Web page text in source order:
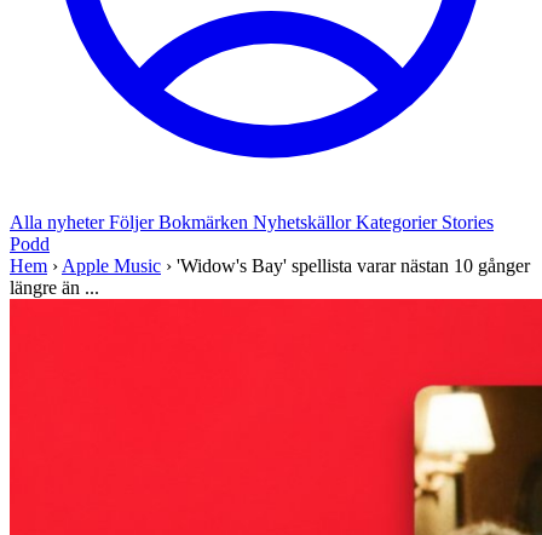
Alla nyheterFöljerBokmärken NyhetskällorKategorier Stories
Podd
Hem › Apple Music › 'Widow's Bay' spellista varar nästan 10 gånger
längre än ...